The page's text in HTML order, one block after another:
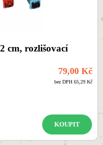
cm, rozlišovací
79,00 Kč
bez DPH 65,29 Kč
KOUPIT